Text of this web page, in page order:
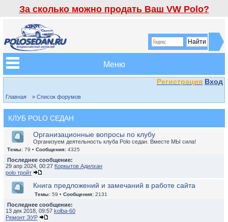
За сколько можно продать Ваш VW Polo?
Меню
Регистрация Вход
Главная » Список форумов
КЛУБ POLO СЕДАН
Организационные вопросы по клубу
Организуем деятельность клуба Polo седан. Вместе МЫ сила!
Темы: 79 • Сообщения: 4325
Последнее сообщение:
29 апр 2024, 00:27 Коркытов Адилхан
polo тройт
Книга предложений и замечаний в работе сайта
Темы: 59 • Сообщения: 2131
Последнее сообщение:
13 дек 2018, 09:57 kolba-60
Ремонт ЭУР